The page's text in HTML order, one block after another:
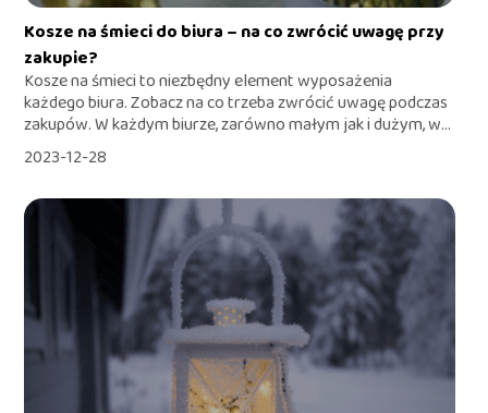
Kosze na śmieci do biura – na co zwrócić uwagę przy
zakupie?
Kosze na śmieci to niezbędny element wyposażenia
każdego biura. Zobacz na co trzeba zwrócić uwagę podczas
zakupów. W każdym biurze, zarówno małym jak i dużym, w...
2023-12-28